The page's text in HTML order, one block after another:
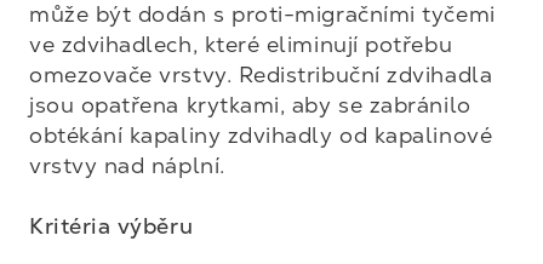
může být dodán s proti-migračními tyčemi
ve zdvihadlech, které eliminují potřebu
omezovače vrstvy. Redistribuční zdvihadla
jsou opatřena krytkami, aby se zabránilo
obtékání kapaliny zdvihadly od kapalinové
vrstvy nad náplní.
Kritéria výběru